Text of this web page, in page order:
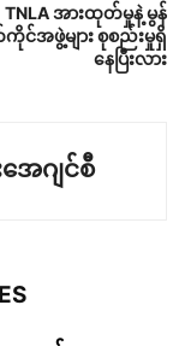
TNLA အားထုတ်မှုနဲ့ မွန်
အဖွဲ့များ စုစည်းမှုရှိ
နေပြီးလား
ဂျင်စီ